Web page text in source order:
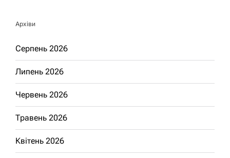
Архіви
Серпень 2026
Липень 2026
Червень 2026
Травень 2026
Квітень 2026